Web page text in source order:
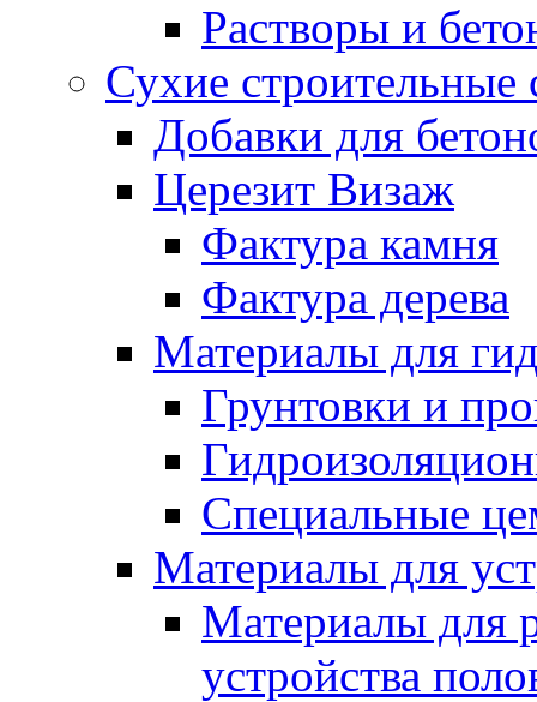
Растворы и
Сухие строительные
Добавки для
Церезит Визаж
Фактура камня
Фактура дерева
Материалы для
Грунтовки и
Специальные
Материалы для
Материалы для
устройства